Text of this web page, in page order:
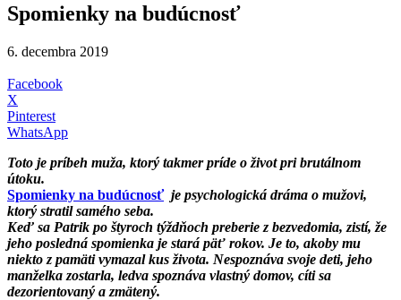
Spomienky na budúcnosť
6. decembra 2019
Facebook
X
Pinterest
WhatsApp
Toto je príbeh muža, ktorý takmer príde o život pri brutálnom
útoku.
Spomienky na budúcnosť je psychologická dráma o mužovi,
ktorý stratil samého seba.
Keď sa Patrik po štyroch týždňoch preberie z bezvedomia, zistí, že
jeho posledná spomienka je stará päť rokov. Je to, akoby mu
niekto z pamäti vymazal kus života. Nespoznáva svoje deti, jeho
manželka zostarla, ledva spoznáva vlastný domov, cíti sa
dezorientovaný a zmätený.